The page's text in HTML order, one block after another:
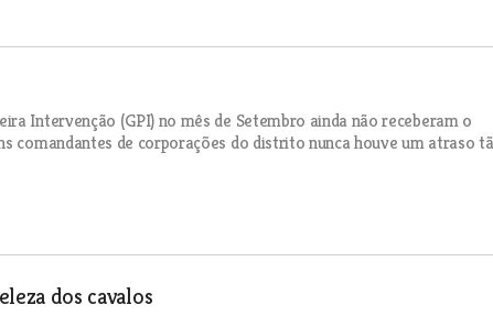
Intervenção (GPI) no mês de Setembro ainda não receberam o
comandantes de corporações do distrito nunca houve um atraso
dos cavalos